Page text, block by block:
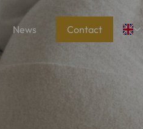
News Contact